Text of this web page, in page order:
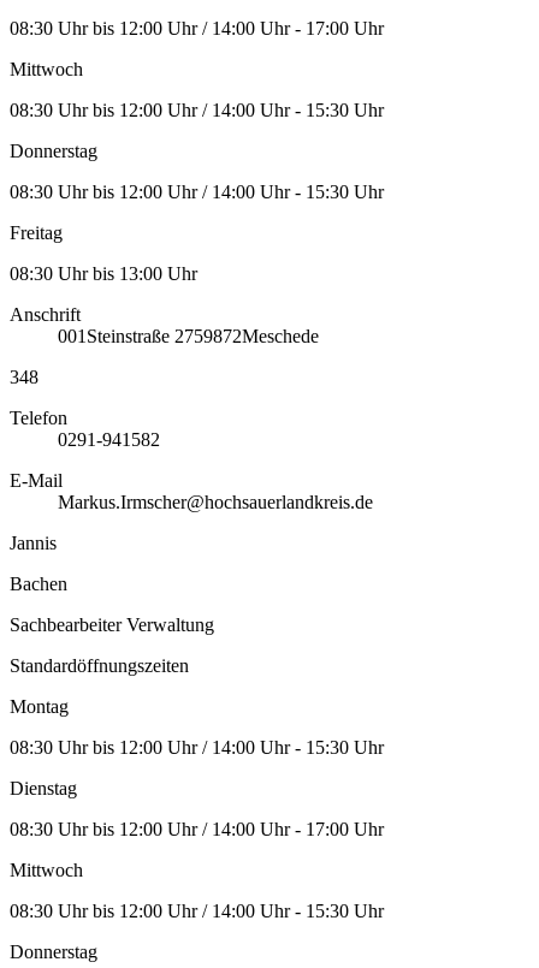
08:30 Uhr bis 12:00 Uhr / 14:00 Uhr - 17:00 Uhr
Mittwoch
08:30 Uhr bis 12:00 Uhr / 14:00 Uhr - 15:30 Uhr
Donnerstag
08:30 Uhr bis 12:00 Uhr / 14:00 Uhr - 15:30 Uhr
Freitag
08:30 Uhr bis 13:00 Uhr
Anschrift
001 Steinstraße 2759872Meschede
348
Telefon
0291-941582
E-Mail
Markus.Irmscher@hochsauerlandkreis.de
Jannis
Bachen
Sachbearbeiter Verwaltung
Standardöffnungszeiten
Montag
08:30 Uhr bis 12:00 Uhr / 14:00 Uhr - 15:30 Uhr
Dienstag
08:30 Uhr bis 12:00 Uhr / 14:00 Uhr - 17:00 Uhr
Mittwoch
08:30 Uhr bis 12:00 Uhr / 14:00 Uhr - 15:30 Uhr
Donnerstag